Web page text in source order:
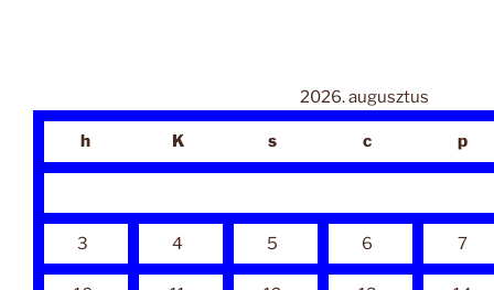
2026. augusztus
h K s c p
3 4 5 6 7